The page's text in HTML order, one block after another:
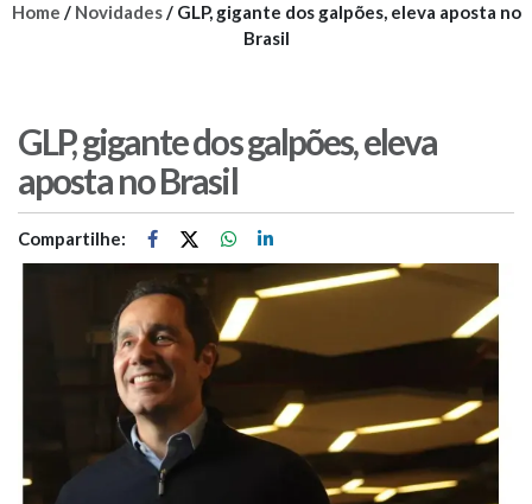
Home / Novidades/ GLP, gigante dos galpões, eleva aposta no
Brasil
GLP, gigante dos galpões, eleva
aposta no Brasil
Compartilhe: